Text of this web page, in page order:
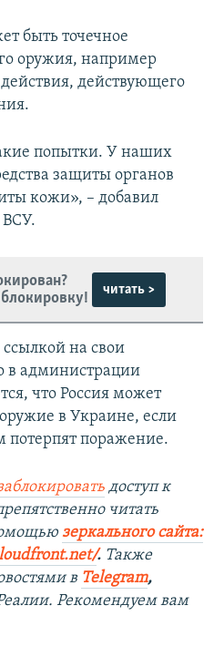
быть точечное
оружия, например
действующего
попытки. У наших
защиты органов
кожи», – добавил
ВСУ.
читать >
на свои
в администрации
что Россия может
в Украине, если
потерпят поражение.
доступ к
читать
зеркального сайта:
. ​ Также
в Telegram,
Рекомендуем вам